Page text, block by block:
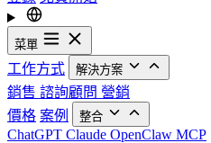
菜單
工作方式 解決方案
銷售 諮詢顧問 營銷
價格 案例 整合
ChatGPT Claude OpenClaw MCP